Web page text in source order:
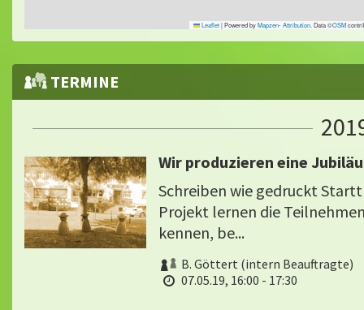
Leaflet |Powered byMapzen- Attribution. Data ©OSM
TERMINE
Wir produzieren eine
Schreiben wie gedruckt
Projekt lernen die
kennen, be...
B. Göttert (intern Beauftragte)
07.05.19, 16:00 - 17:30